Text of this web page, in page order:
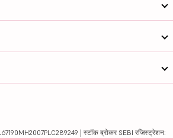
| स्टॉक ब्रोकर SEBI रजिस्ट्रेशन: